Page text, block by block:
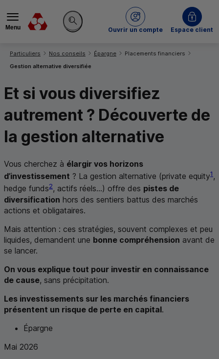
Menu
Rechercher sur le site
Ouvrir un compte
du Crédit MutuelEspace client
Vous êtes ici:
Particuliers Nos conseils Épargne
Placements financiers
Gestion alternative diversifiée
Et si vous diversifiez
autrement ? Découverte de
la gestion alternative
Vous cherchez à élargir vos horizons
d’investissement ? La gestion alternative (private equity1,
hedge funds2, actifs réels...) offre des pistes de
diversification hors des sentiers battus des marchés
actions et obligataires.
Mais attention : ces stratégies, souvent complexes et peu
liquides, demandent une bonne compréhension avant de
se lancer.
On vous explique tout pour investir en connaissance
de cause, sans précipitation.
Les investissements sur les marchés financiers
présentent un risque de perte en capital.
Épargne
Mai 2026